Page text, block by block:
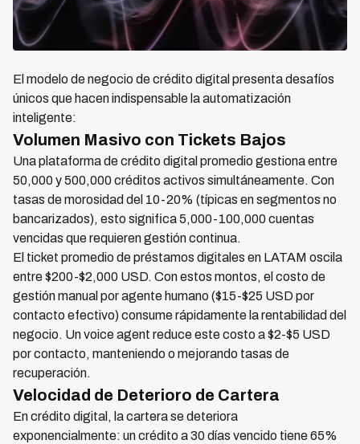
El modelo de negocio de crédito digital presenta desafíos
únicos que hacen indispensable la automatización
inteligente:
Volumen Masivo con Tickets Bajos
Una plataforma de crédito digital promedio gestiona entre
50,000 y 500,000 créditos activos simultáneamente. Con
tasas de morosidad del 10-20% (típicas en segmentos no
bancarizados), esto significa 5,000-100,000 cuentas
vencidas que requieren gestión continua.
El ticket promedio de préstamos digitales en LATAM oscila
entre $200-$2,000 USD. Con estos montos, el costo de
gestión manual por agente humano ($15-$25 USD por
contacto efectivo) consume rápidamente la rentabilidad del
negocio. Un voice agent reduce este costo a $2-$5 USD
por contacto, manteniendo o mejorando tasas de
recuperación.
Velocidad de Deterioro de Cartera
En crédito digital, la cartera se deteriora
exponencialmente: un crédito a 30 días vencido tiene 65%